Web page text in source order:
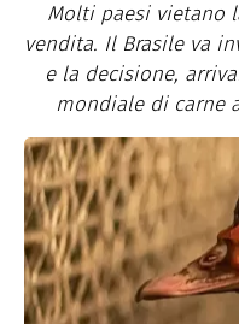
Molti paesi vietano
vendita. Il Brasile va
e la decisione,
mondiale di carne